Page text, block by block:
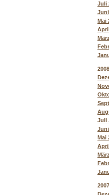
Juli
Mai
2008
Juli
Mai
2007